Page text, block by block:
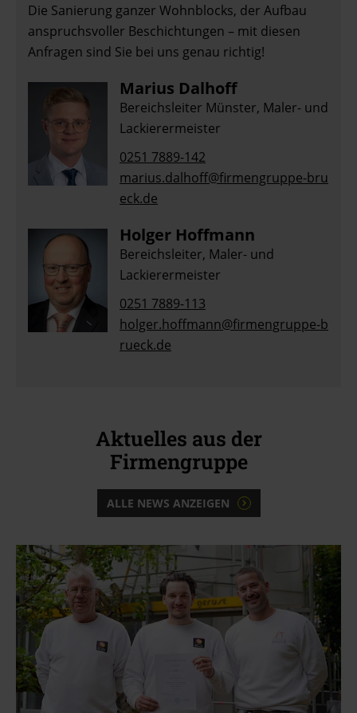
Die Sanierung ganzer Wohnblocks, der Aufbau
anspruchsvoller Beschichtungen – mit diesen
Anfragen sind Sie bei uns genau richtig!
Marius Dalhoff
Bereichsleiter Münster, Maler- und
Lackierermeister
0251 7889-142
marius.dalhoff@firmengruppe-bru
eck.de
Holger Hoffmann
Bereichsleiter, Maler- und
Lackierermeister
0251 7889-113
holger.hoffmann@firmengruppe-b
rueck.de
Aktuelles aus der
Firmengruppe
ALLE NEWS ANZEIGEN